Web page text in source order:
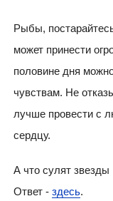
Рыбы,
может принести
половине дня
чувствам. Не
лучше провести с
сердцу.
А что сулят звезды
Ответ - здесь.